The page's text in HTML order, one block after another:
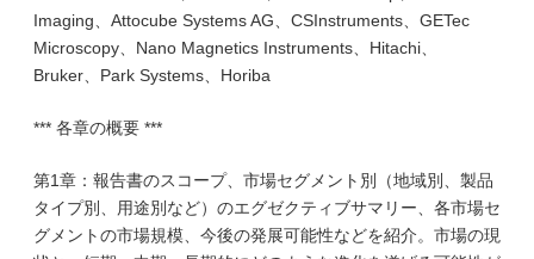
Imaging、Attocube Systems AG、CSInstruments、GETec
Microscopy、Nano Magnetics Instruments、Hitachi、
Bruker、Park Systems、Horiba
*** 各章の概要 ***
第1章：報告書のスコープ、市場セグメント別（地域別、製品
タイプ別、用途別など）のエグゼクティブサマリー、各市場セ
グメントの市場規模、今後の発展可能性などを紹介。市場の現